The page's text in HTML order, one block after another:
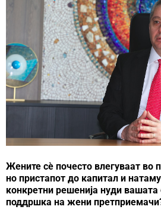
Жените сè почесто влегуваат во
но пристапот до капитал и
конкретни решенија нуди
поддршка на жени